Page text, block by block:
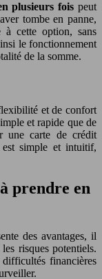
plusieurs foispeut
tombe en panne,
à cette option, sans
le fonctionnement
de la somme.
et de confort
et rapide que de
une carte de crédit
est simple et intuitif,
prendre en
des avantages, il
risques potentiels.
financières